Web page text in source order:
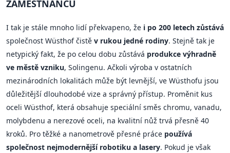
ZAMĚSTNANCŮ
I tak je stále mnoho lidí překvapeno, že i po 200 letech zůstává
společnost Wüsthof čistě v rukou jedné rodiny. Stejně tak je
netypický fakt, že po celou dobu zůstává produkce výhradně
ve městě vzniku, Solingenu. Ačkoli výroba v ostatních
mezinárodních lokalitách může být levnější, ve Wüsthofu jsou
důležitější dlouhodobé vize a správný přístup. Proměnit kus
oceli Wüsthof, která obsahuje speciální směs chromu, vanadu,
molybdenu a nerezové oceli, na kvalitní nůž trvá přesně 40
kroků. Pro těžké a nanometrově přesné práce používá
společnost nejmodernější robotiku a lasery. Pokud je však